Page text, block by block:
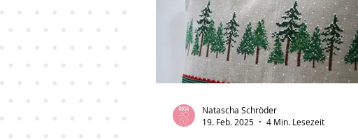
Natascha Schröder
19. Feb. 2025
4 Min. Lesezeit